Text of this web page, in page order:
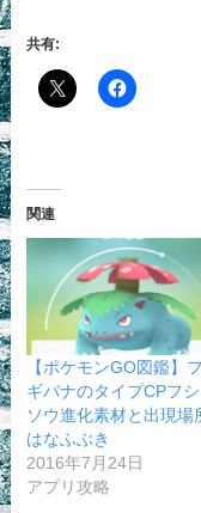
共有:
関連
【ポケモンGO図鑑】
ギバナのタイプCPフ
ソウ進化素材と出現場
はなふぶき
2016年7月24日
アプリ攻略